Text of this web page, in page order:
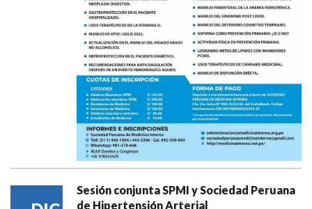
Sesión conjunta SPMI y Sociedad Peruana
de Hipertensión Arterial